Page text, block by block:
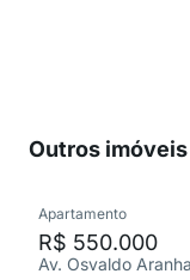
Outros
Apartamento
R$ 550.000
Av. Osvaldo